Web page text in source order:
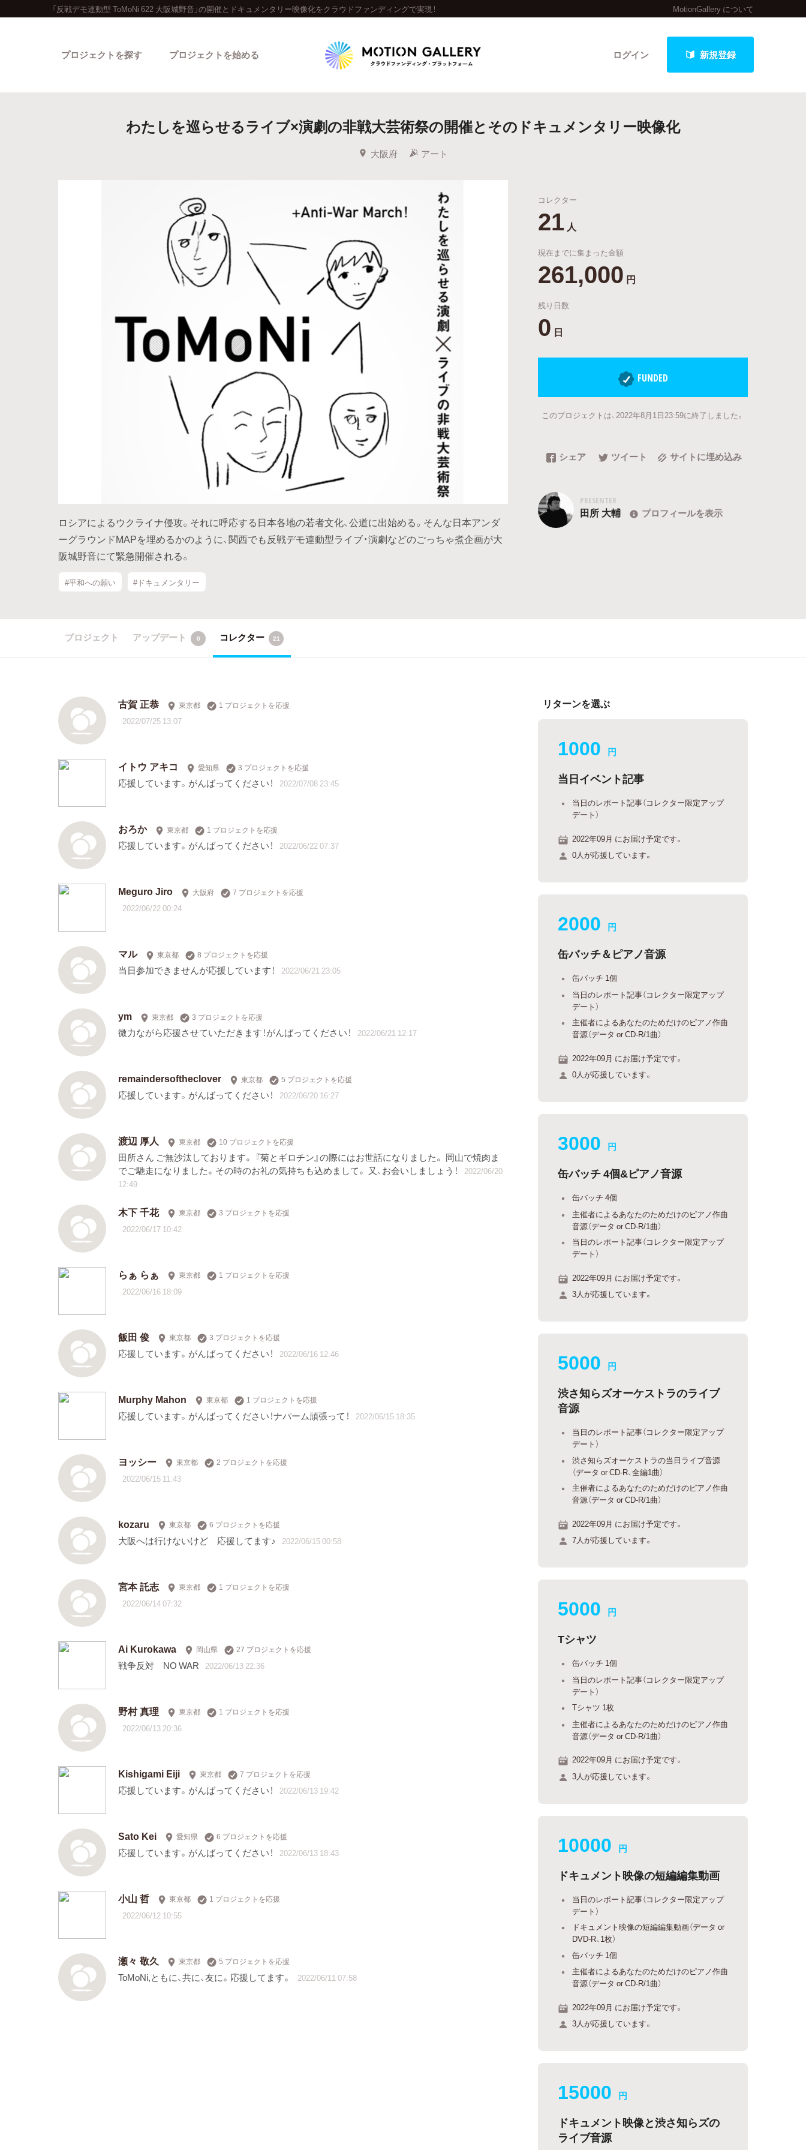
「反戦デモ連動型 ToMoNi 622 大阪城野音」の開催とドキュメンタリー映像化をクラウドファンディングで実現！ MotionGallery について
ログイン 新規登録
プロジェクトを探す
人気のプロジェクト 新着プロジェクト 終了間近のプロジェクト
カテゴリーから探す キュレーターから探す 最新進捗報告から探す
Legendary
最新達成プロジェクト 調達額が大きいプロジェクト
プロジェクトを始める
わたしを巡らせるライブ×演劇の非戦大芸術祭の開催とそのドキュメンタリー映像化
大阪府 アート
ロシアによるウクライナ侵攻。それに呼応する日本各地の若者文化、公道に出始める。そんな日本アンダ
ーグラウンドMAPを埋めるかのように、関西でも反戦デモ連動型ライブ・演劇などのごっちゃ煮企画が大
阪城野音にて緊急開催される。
#平和への願い #ドキュメンタリー
コレクター
21 人
現在までに集まった金額
261,000 円
残り日数
0 日
FUNDED
このプロジェクトは、2022年8月1日23:59に終了しました。
シェア ツイート サイトに埋め込み
PRESENTER
田所 大輔 プロフィールを表示
プロジェクト アップデート 0 コレクター 21
古賀 正恭 東京都 1 プロジェクトを応援
2022/07/25 13:07
イトウ アキコ 愛知県 3 プロジェクトを応援
応援しています。がんばってください！ 2022/07/08 23:45
おろか 東京都 1 プロジェクトを応援
応援しています。がんばってください！ 2022/06/22 07:37
Meguro Jiro 大阪府 7 プロジェクトを応援
2022/06/22 00:24
マル 東京都 8 プロジェクトを応援
当日参加できませんが応援しています！ 2022/06/21 23:05
ym 東京都 3 プロジェクトを応援
微力ながら応援させていただきます！がんばってください！ 2022/06/21 12:17
remaindersoftheclover 東京都 5 プロジェクトを応援
応援しています。がんばってください！ 2022/06/20 16:27
渡辺 厚人 東京都 10 プロジェクトを応援
田所さん ご無沙汰しております。 『菊とギロチン』の際にはお世話になりました。 岡山で焼肉ま
でご馳走になりました。その時のお礼の気持ちも込めまして。 又、お会いしましょう！
2022/06/20
12:49
木下 千花 東京都 3 プロジェクトを応援
2022/06/17 10:42
らぁ らぁ 東京都 1 プロジェクトを応援
2022/06/16 18:09
飯田 俊 東京都 3 プロジェクトを応援
応援しています。がんばってください！ 2022/06/16 12:46
Murphy Mahon 東京都 1 プロジェクトを応援
応援しています。がんばってください！ナパーム頑張って！ 2022/06/15 18:35
ヨッシー 東京都 2 プロジェクトを応援
2022/06/15 11:43
kozaru 東京都 6 プロジェクトを応援
大阪へは行けないけど 応援してます♪ 2022/06/15 00:58
宮本 託志 東京都 1 プロジェクトを応援
2022/06/14 07:32
Ai Kurokawa 岡山県 27 プロジェクトを応援
戦争反対 NO WAR 2022/06/13 22:36
野村 真理 東京都 1 プロジェクトを応援
2022/06/13 20:36
Kishigami Eiji 東京都 7 プロジェクトを応援
応援しています。がんばってください！ 2022/06/13 19:42
Sato Kei 愛知県 6 プロジェクトを応援
応援しています。がんばってください！ 2022/06/13 18:43
小山 哲 東京都 1 プロジェクトを応援
2022/06/12 10:55
瀬々 敬久 東京都 5 プロジェクトを応援
ToMoNi,ともに、共に、友に。応援してます。 2022/06/11 07:58
リターンを選ぶ
1000 円
当日イベント記事
当日のレポート記事（コレクター限定アップ
デート）
2022年09月 にお届け予定です。
0人が応援しています。
2000 円
缶バッチ＆ピアノ音源
缶バッチ 1個
当日のレポート記事（コレクター限定アップ
デート）
主催者によるあなたのためだけのピアノ作曲
音源（データ or CD-R/1曲）
2022年09月 にお届け予定です。
0人が応援しています。
3000 円
缶バッチ 4個&ピアノ音源
缶バッチ 4個
主催者によるあなたのためだけのピアノ作曲
音源（データ or CD-R/1曲）
当日のレポート記事（コレクター限定アップ
デート）
2022年09月 にお届け予定です。
3人が応援しています。
5000 円
渋さ知らズオーケストラのライブ
音源
当日のレポート記事（コレクター限定アップ
デート）
渋さ知らズオーケストラの当日ライブ音源
（データ or CD-R、全編1曲）
主催者によるあなたのためだけのピアノ作曲
音源（データ or CD-R/1曲）
2022年09月 にお届け予定です。
7人が応援しています。
5000 円
Tシャツ
缶バッチ 1個
当日のレポート記事（コレクター限定アップ
デート）
Tシャツ 1枚
主催者によるあなたのためだけのピアノ作曲
音源（データ or CD-R/1曲）
2022年09月 にお届け予定です。
3人が応援しています。
10000 円
ドキュメント映像の短編編集動画
当日のレポート記事（コレクター限定アップ
デート）
ドキュメント映像の短編編集動画（データ or
DVD-R、1枚）
缶バッチ 1個
主催者によるあなたのためだけのピアノ作曲
音源（データ or CD-R/1曲）
2022年09月 にお届け予定です。
3人が応援しています。
15000 円
ドキュメント映像と渋さ知らズの
ライブ音源